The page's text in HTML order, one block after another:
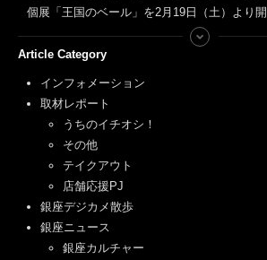
個展「王国のベール」を2月19日（土）より開
Article Category
インフォメーション
取材レポート
うちのイチオシ！
その他
テイクアウト
店舗応援PJ
銀座デジカメ散歩
銀座ニュース
銀座カルチャー